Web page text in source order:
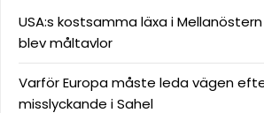
USA:s kostsamma läxa i
blev måltavlor
Varför Europa måste leda vägen
misslyckande i Sahel